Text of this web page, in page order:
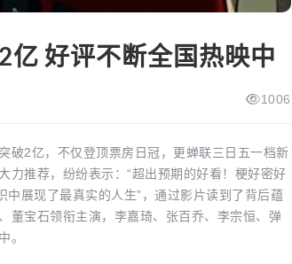
好评不断全国热映中
1006
2亿，不仅登顶票房日冠，更蝉联三日五一档新
力推荐，纷纷表示：“超出预期的好看！梗好密好
展现了最真实的人生”，通过影片读到了背后蕴
董宝石领衔主演，李嘉琦、张百乔、李宗恒、弹
。
生活娱乐